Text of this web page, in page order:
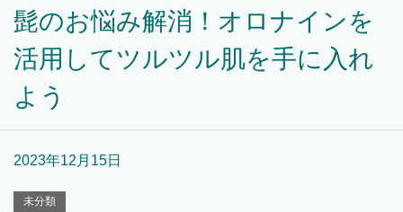
髭のお悩み解消！オロナインを
活用してツルツル肌を手に入れ
よう
2023年12月15日
未分類